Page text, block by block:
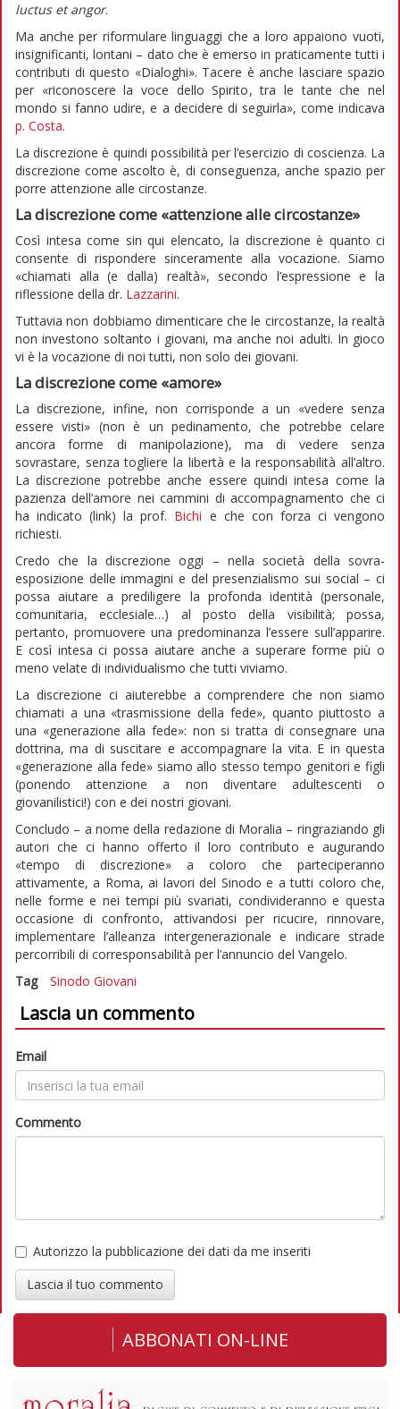
luctus et angor.
Ma anche per riformulare linguaggi che a loro appaiono vuoti,
insignificanti, lontani – dato che è emerso in praticamente tutti i
contributi di questo «Dialoghi». Tacere è anche lasciare spazio
per «riconoscere la voce dello Spirito, tra le tante che nel
mondo si fanno udire, e a decidere di seguirla», come indicava
p. Costa.
La discrezione è quindi possibilità per l’esercizio di coscienza. La
discrezione come ascolto è, di conseguenza, anche spazio per
porre attenzione alle circostanze.
La discrezione come «attenzione alle circostanze»
Così intesa come sin qui elencato, la discrezione è quanto ci
consente di rispondere sinceramente alla vocazione. Siamo
«chiamati alla (e dalla) realtà», secondo l’espressione e la
riflessione della dr. Lazzarini.
Tuttavia non dobbiamo dimenticare che le circostanze, la realtà
non investono soltanto i giovani, ma anche noi adulti. In gioco
vi è la vocazione di noi tutti, non solo dei giovani.
La discrezione come «amore»
La discrezione, infine, non corrisponde a un «vedere senza
essere visti» (non è un pedinamento, che potrebbe celare
ancora forme di manipolazione), ma di vedere senza
sovrastare, senza togliere la libertà e la responsabilità all’altro.
La discrezione potrebbe anche essere quindi intesa come la
pazienza dell’amore nei cammini di accompagnamento che ci
ha indicato (link) la prof. Bichi e che con forza ci vengono
richiesti.
Credo che la discrezione oggi – nella società della sovra-
esposizione delle immagini e del presenzialismo sui social – ci
possa aiutare a prediligere la profonda identità (personale,
comunitaria, ecclesiale…) al posto della visibilità; possa,
pertanto, promuovere una predominanza l’essere sull’apparire.
E così intesa ci possa aiutare anche a superare forme più o
meno velate di individualismo che tutti viviamo.
La discrezione ci aiuterebbe a comprendere che non siamo
chiamati a una «trasmissione della fede», quanto piuttosto a
una «generazione alla fede»: non si tratta di consegnare una
dottrina, ma di suscitare e accompagnare la vita. E in questa
«generazione alla fede» siamo allo stesso tempo genitori e figli
(ponendo attenzione a non diventare adultescenti o
giovanilistici!) con e dei nostri giovani.
Concludo – a nome della redazione di Moralia – ringraziando gli
autori che ci hanno offerto il loro contributo e augurando
«tempo di discrezione» a coloro che parteciperanno
attivamente, a Roma, ai lavori del Sinodo e a tutti coloro che,
nelle forme e nei tempi più svariati, condivideranno e questa
occasione di confronto, attivandosi per ricucire, rinnovare,
implementare l’alleanza intergenerazionale e indicare strade
percorribili di corresponsabilità per l’annuncio del Vangelo.
Tag
Sinodo Giovani
Lascia un commento
Email
Commento
Autorizzo la pubblicazione dei dati da me inseriti
Lascia il tuo commento
ABBONATI ON-LINE